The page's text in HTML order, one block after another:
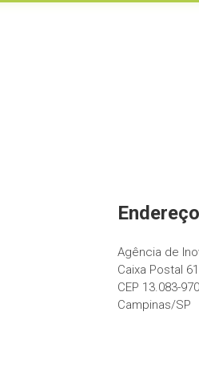
Agência de
Caixa Postal
CEP 13.083-970
Campinas/SP